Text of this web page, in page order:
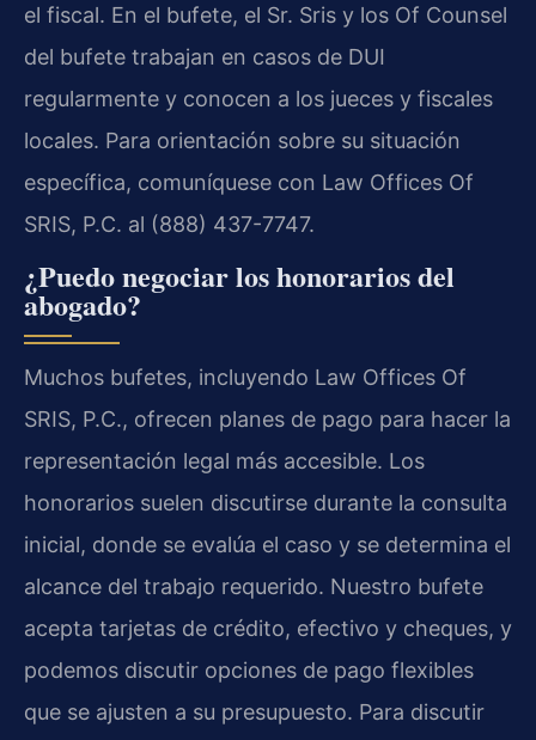
el fiscal. En el bufete, el Sr. Sris y los Of Counsel
del bufete trabajan en casos de DUI
regularmente y conocen a los jueces y fiscales
locales. Para orientación sobre su situación
específica, comuníquese con Law Offices Of
SRIS, P.C. al (888) 437-7747.
¿Puedo negociar los honorarios del
abogado?
Muchos bufetes, incluyendo Law Offices Of
SRIS, P.C., ofrecen planes de pago para hacer la
representación legal más accesible. Los
honorarios suelen discutirse durante la consulta
inicial, donde se evalúa el caso y se determina el
alcance del trabajo requerido. Nuestro bufete
acepta tarjetas de crédito, efectivo y cheques, y
podemos discutir opciones de pago flexibles
que se ajusten a su presupuesto. Para discutir